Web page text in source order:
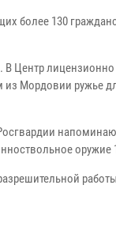
более 130
Центр
Мордовии ружье
оружие